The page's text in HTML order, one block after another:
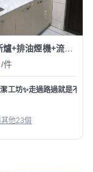
洗
居家（瓦斯爐+排油煙機+流理台）除油二人施作
/件
工坊✨走過路過就是不要
他23個